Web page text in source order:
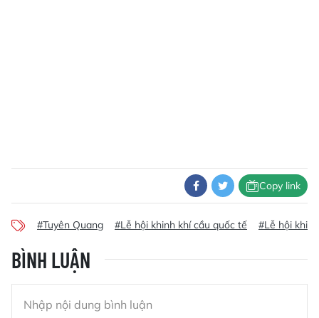
Copy link
#Tuyên Quang #Lễ hội khinh khí cầu quốc tế #Lễ hội
BÌNH LUẬN